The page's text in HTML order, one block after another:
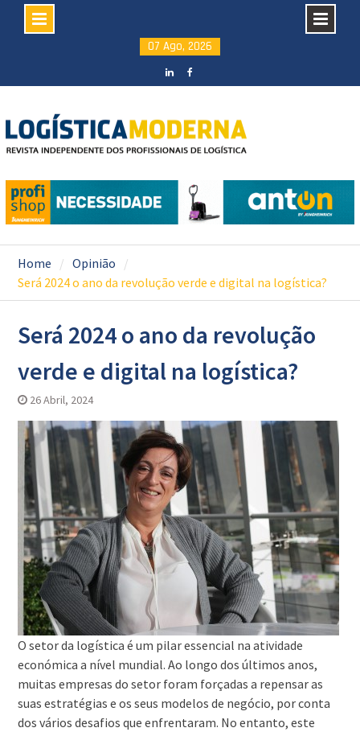
content
07 Ago, 2026
Home
Opinião
Será 2024 o ano da revolução verde e digital na logística?
Será 2024 o ano da revolução
verde e digital na logística?
26 Abril, 2024
O setor da logística é um pilar essencial na atividade
económica a nível mundial. Ao longo dos últimos anos,
muitas empresas do setor foram forçadas a repensar as
suas estratégias e os seus modelos de negócio, por conta
dos vários desafios que enfrentaram. No entanto, este